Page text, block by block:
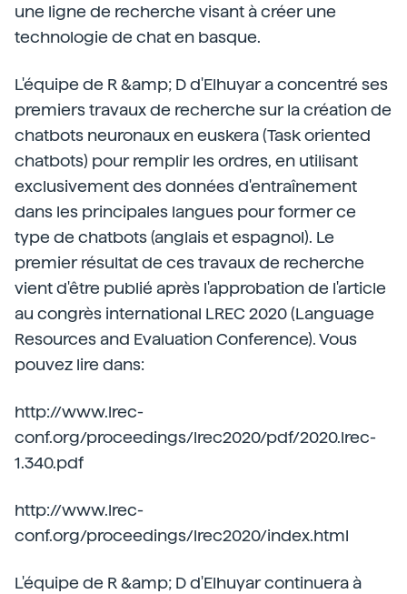
une ligne de recherche visant à créer une
technologie de chat en basque.
L'équipe de R &amp; D d'Elhuyar a concentré ses
premiers travaux de recherche sur la création de
chatbots neuronaux en euskera (Task oriented
chatbots) pour remplir les ordres, en utilisant
exclusivement des données d'entraînement
dans les principales langues pour former ce
type de chatbots (anglais et espagnol). Le
premier résultat de ces travaux de recherche
vient d'être publié après l'approbation de l'article
au congrès international LREC 2020 (Language
Resources and Evaluation Conference). Vous
pouvez lire dans:
http://www.lrec-
conf.org/proceedings/lrec2020/pdf/2020.lrec-
1.340.pdf
http://www.lrec-
conf.org/proceedings/lrec2020/index.html
L'équipe de R &amp; D d'Elhuyar continuera à